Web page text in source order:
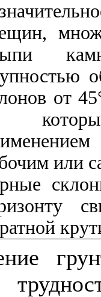
от
или